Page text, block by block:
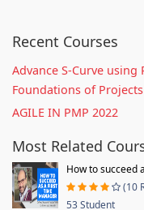
Recent Courses
Advance S-Curve using
Foundations of
AGILE IN PMP 2022
Most Related
How to succeed
(10
53 Student